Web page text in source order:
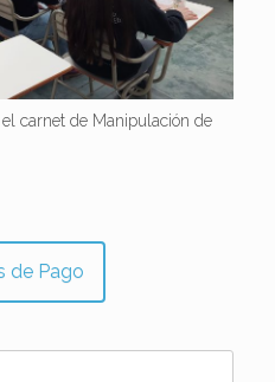
carnet de Manipulación de
de Pago